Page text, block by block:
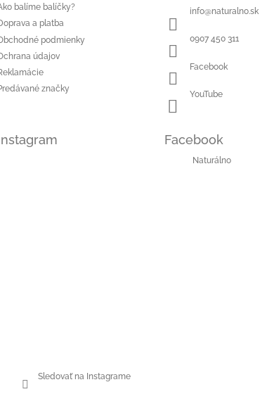
balíme balíčky?
a platba
podmienky
údajov
značky
info@naturalno.sk
0907 450 311
Facebook
YouTube
Sledovať na Instagrame
Facebook
Naturálno